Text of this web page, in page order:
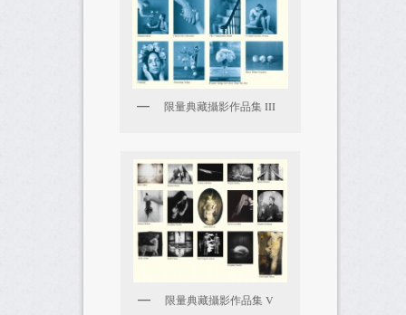
限量典藏攝影作品集 III
限量典藏攝影作品集 V